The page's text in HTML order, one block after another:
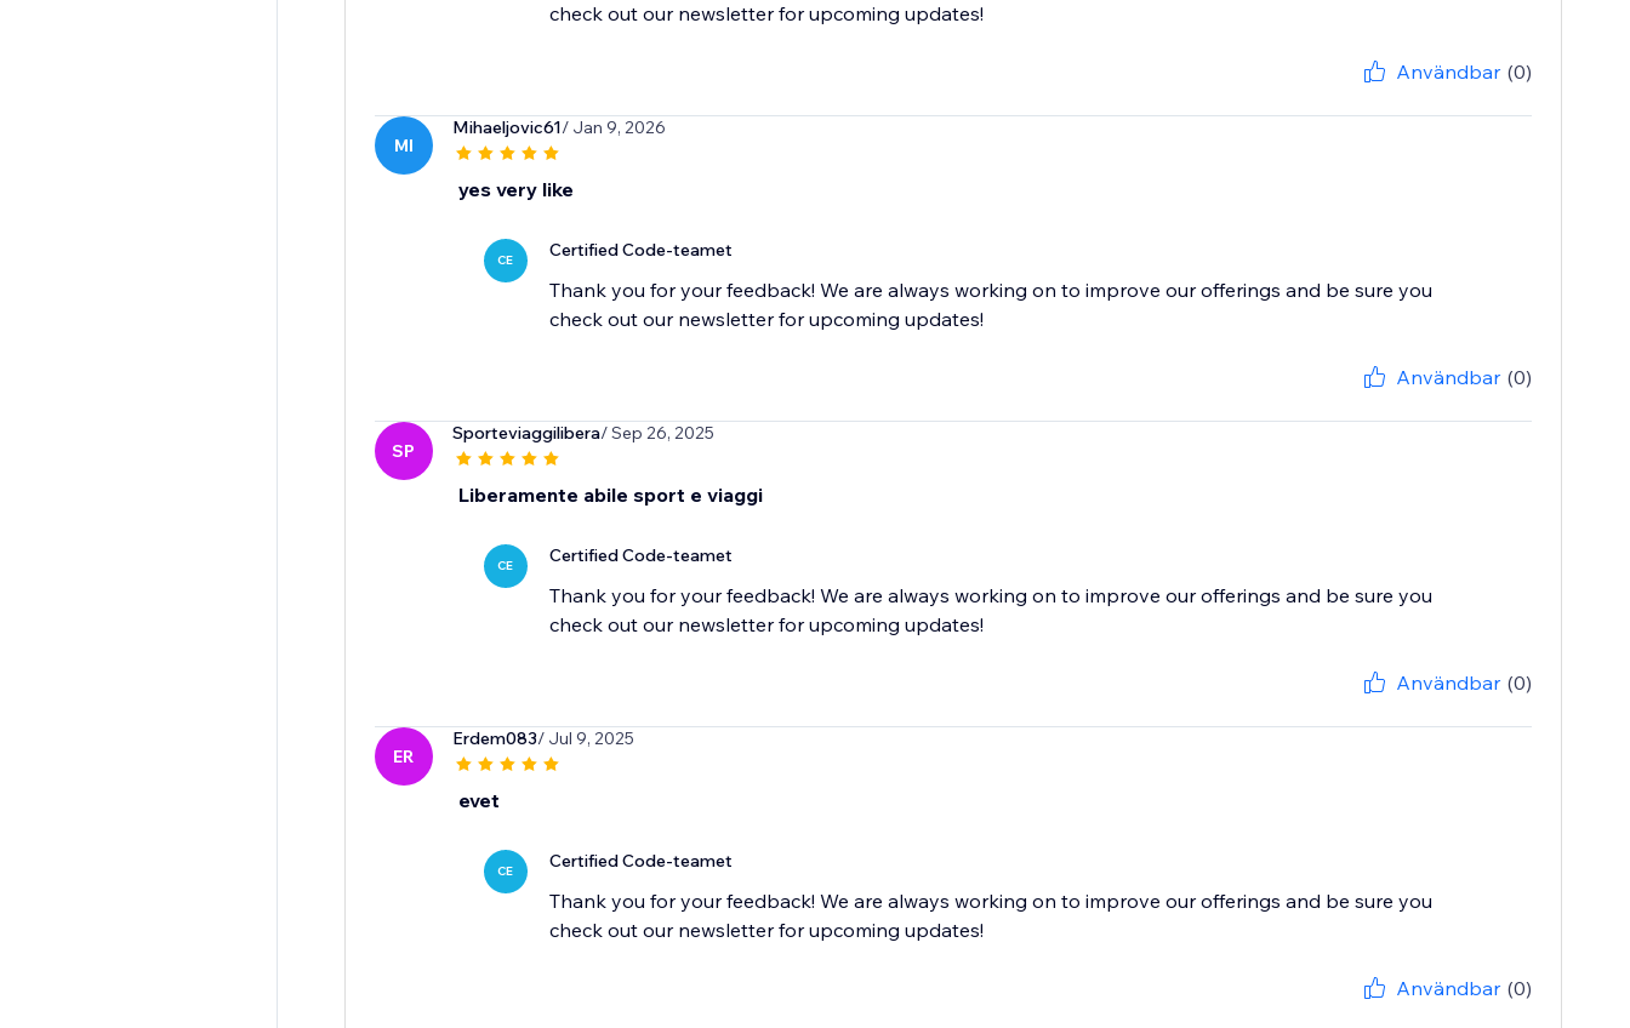
check out our newsletter for upcoming updates!
Användbar (0)
MI
Mihaeljovic61/ Jan 9, 2026
yes very like
CE Certified Code-teamet
Thank you for your feedback! We are always working on to improve our offerings and be sure you
check out our newsletter for upcoming updates!
Användbar (0)
SP
Sporteviaggilibera/ Sep 26, 2025
Liberamente abile sport e viaggi
CE Certified Code-teamet
Thank you for your feedback! We are always working on to improve our offerings and be sure you
check out our newsletter for upcoming updates!
Användbar (0)
ER
Erdem083/ Jul 9, 2025
evet
CE Certified Code-teamet
Thank you for your feedback! We are always working on to improve our offerings and be sure you
check out our newsletter for upcoming updates!
Användbar (0)